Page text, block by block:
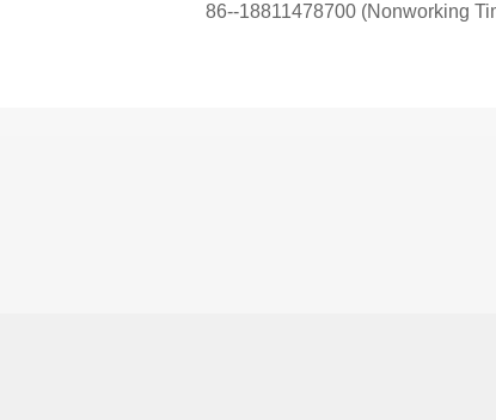
86--18811478700 (Nonworking